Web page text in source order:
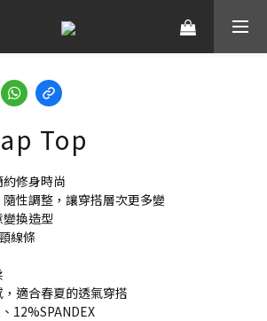
Top
修身時尚
性調整，讓穿搭層次更多變
換造型
線條
適合春夏的透氣穿搭
12%SPANDEX